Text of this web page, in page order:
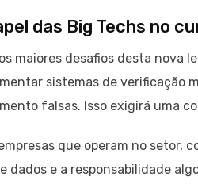
das Big Techs no
maiores desafios desta nova
sistemas de verificação
falsas. Isso exigirá uma
que operam no setor,
dados e a responsabilidade